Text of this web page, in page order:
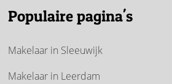
Populaire pagina's
Makelaar in Sleeuwijk
Makelaar in Leerdam